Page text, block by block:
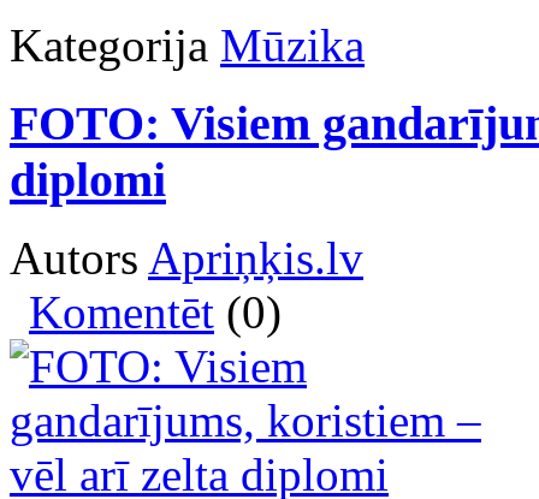
Kategorija Mūzika
FOTO: Visiem
diplomi
Autors Apriņķis.lv
Komentēt (0)